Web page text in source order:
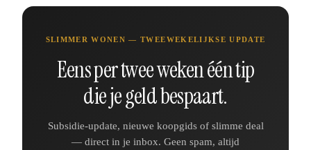
SLIMMER WONEN — TWEEWEKELIJKSE UPDATE
Eens per twee weken één tip
die je geld bespaart.
Subsidie-update, nieuwe koopgids of slimme deal
— direct in je inbox. Geen spam, altijd